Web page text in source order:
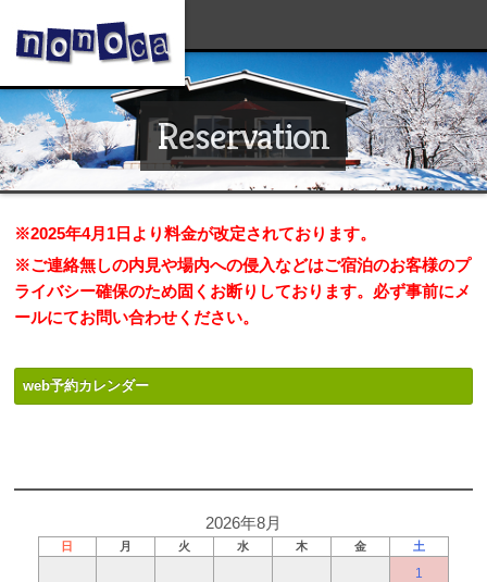
Reservation
※2025年4月1日より料金が改定されております。
※ご連絡無しの内見や場内への侵入などはご宿泊のお客様のプ
ライバシー確保のため固くお断りしております。必ず事前にメ
ールにてお問い合わせください。
web予約カレンダー
2026年8月
日 月 火 水 木 金 土
1